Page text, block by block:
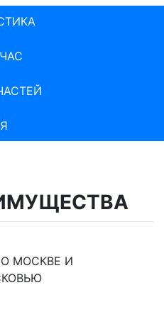
МОСКВЕ И